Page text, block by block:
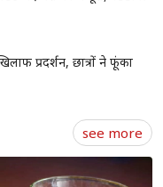
फसल बीमा योजना,